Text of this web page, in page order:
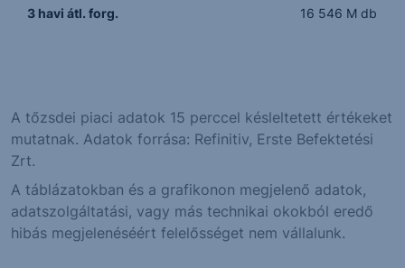
3 havi átl. forg.
16 546 M db
A tőzsdei piaci adatok 15 perccel késleltetett értékeket
mutatnak. Adatok forrása: Refinitiv, Erste Befektetési
Zrt.
A táblázatokban és a grafikonon megjelenő adatok,
adatszolgáltatási, vagy más technikai okokból eredő
hibás megjelenéséért felelősséget nem vállalunk.